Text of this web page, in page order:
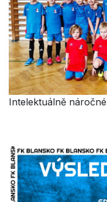
Intelektuálně